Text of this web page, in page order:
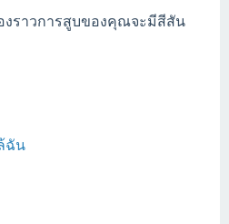
งราวการสูบของคุณจะมีสีสัน
ฉัน